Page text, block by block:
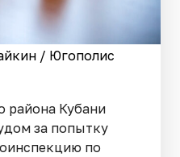
/ Югополис
района Кубани
за попытку
по